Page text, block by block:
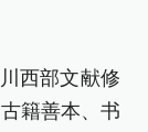
西部文献修
籍善本、书